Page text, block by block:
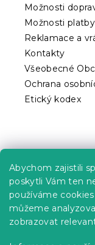
Abychom zajistili
poskytli Vám ten
používáme
můžeme
zobrazovat
Možnosti
Možnosti platby
Reklamace a
Kontakty
Všeobecné
Ochrana
Etický kodex
Kariéra
Poptávky a
Proč se u nás
Věrnostní